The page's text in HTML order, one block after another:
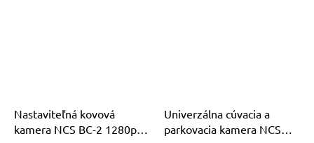
Nastaviteľná kovová
kamera NCS BC-2 1280p
Univerzálna cúvacia a
parkovacia kamera NCS